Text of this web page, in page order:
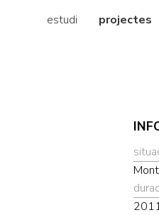
estudi projectes